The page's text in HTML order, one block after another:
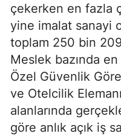
çekerken en fazla
yine imalat sanayi
toplam 250 bin
Meslek bazında
Özel Güvenlik
ve Otelcilik
alanlarında
göre anlık açık iş